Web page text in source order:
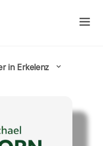
in Erkelenz